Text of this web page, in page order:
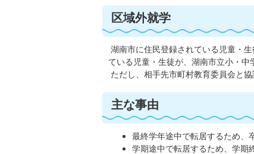
区域外就学
湖南市に住民登録されている児童・
ている児童・生徒が、湖南市立小・中
ただし、相手先市町村教育委員会と
主な事由
最終学年途中で転居するため、
学期途中で転居するため、学期